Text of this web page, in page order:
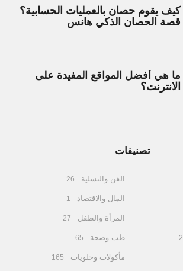
كيف يقوم حصان بالعمليات الحسابية؟
قصة الحصان الذكي هانس
ما هي أفضل المواقع المفيدة على
الانترنت؟
تصنيفات
2
الفن والتسلية 26
المال والاقتصاد 1
المرأة والطفل 27
طب وصحة 65
مأكولات وحلويات 165